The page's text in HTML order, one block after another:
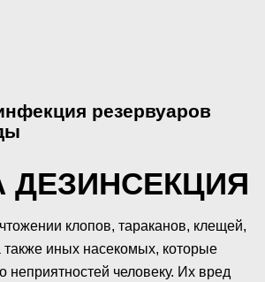
резервуаров
ДЕЗИНСЕКЦИЯ
клопов, тараканов, клещей,
также иных насекомых, которые
неприятностей человеку. Их вред